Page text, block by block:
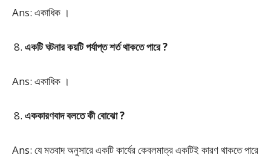
Ans: একাধিক ।
একটি ঘটনার কয়টি পর্যাপ্ত শর্ত থাকতে পারে ?
Ans: একাধিক ।
এককারণবাদ বলতে কী বোঝো ?
Ans: যে মতবাদ অনুসারে একটি কার্যের কেবলমাত্র একটিই কারণ থাকতে পারে